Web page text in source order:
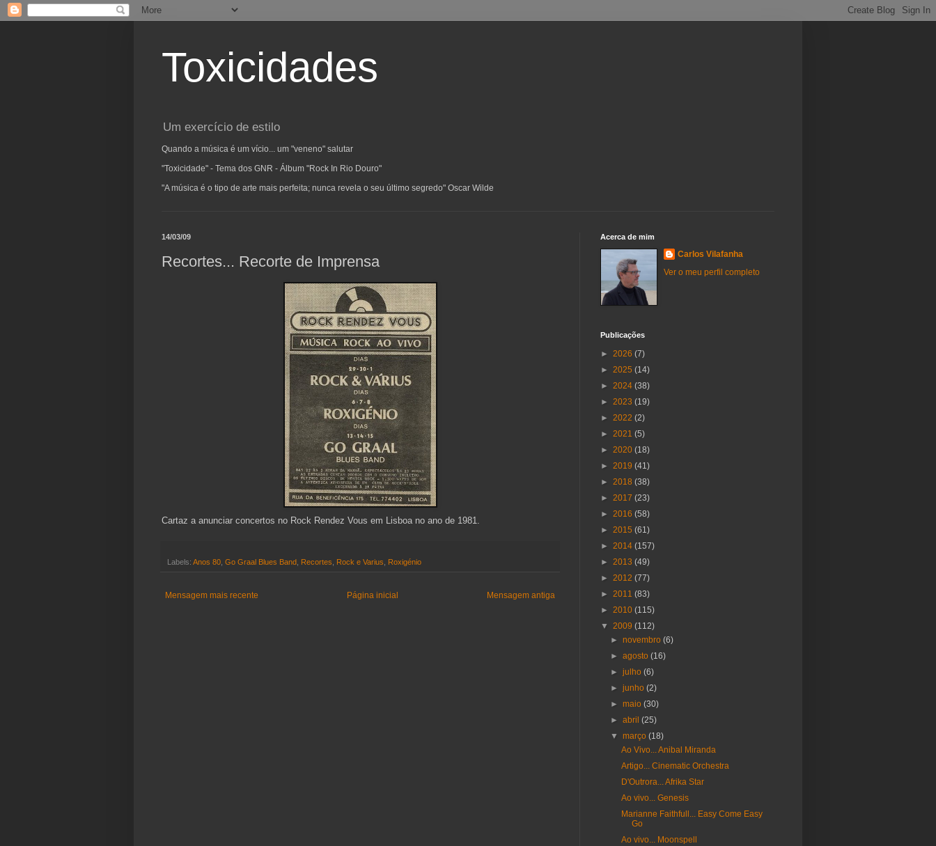
Toxicidades
Um exercício de estilo
Quando a música é um vício... um "veneno" salutar
"Toxicidade" - Tema dos GNR - Álbum "Rock In Rio Douro"
"A música é o tipo de arte mais perfeita; nunca revela o seu último segredo" Oscar Wilde
14/03/09
Recortes... Recorte de Imprensa
Cartaz a anunciar concertos no Rock Rendez Vous em Lisboa no ano de 1981.
Labels: Anos 80 Go Graal Blues Band Recortes Rock e Varius Roxigénio
Mensagem mais recente Mensagem antiga
Página inicial
Acerca de mim
Carlos Vilafanha
Ver o meu perfil completo
Publicações
► 2026 (7)
► 2025 (14)
► 2024 (38)
► 2023 (19)
► 2022 (2)
► 2021 (5)
► 2020 (18)
► 2019 (41)
► 2018 (38)
► 2017 (23)
► 2016 (58)
► 2015 (61)
► 2014 (157)
► 2013 (49)
► 2012 (77)
► 2011 (83)
► 2010 (115)
▼ 2009 (112)
►novembro(6)
►agosto(16)
►julho(6)
►junho(2)
►maio(30)
►abril(25)
▼março(18)
Ao Vivo... Anibal Miranda
Artigo... Cinematic Orchestra
D'Outrora... Afrika Star
Ao vivo... Genesis
Marianne Faithfull... Easy Come Easy
Go
Ao vivo... Moonspell